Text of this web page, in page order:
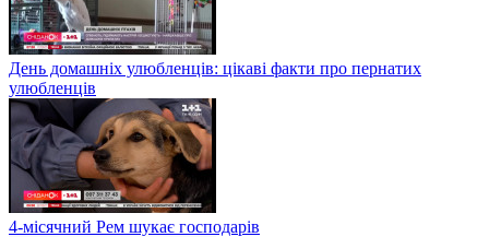
День домашніх улюбленців: цікаві факти про пернатих
улюбленців
4-місячний Рем шукає господарів